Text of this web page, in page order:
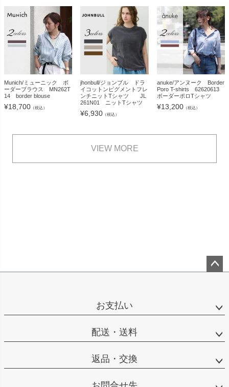
Munich/ミューニック ボ
ーダーブラウス MN262T
14 border blouse
¥18,700 （税込）
jhonbull/ジョンブル ドラ
イコットンピグメントフレ
ンチニットTシャツ JL
261N01 ニットTシャツ
¥6,930 （税込）
anuke/アンヌーク Border
Poro T-shirts 62620613
ボーダーポロTシャツ
¥13,200（税込）
VIEW MORE
お支払い
配送・送料
返品・交換